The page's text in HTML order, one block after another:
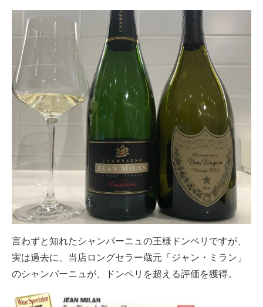
言わずと知れたシャンパーニュの王様ドンペリですが、
実は過去に、当店ロングセラー蔵元「ジャン・ミラン」
のシャンパーニュが、ドンペリを超える評価を獲得。